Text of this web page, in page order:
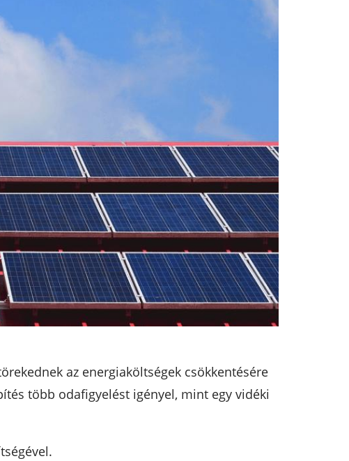
az energiaköltségek csökkentésére
több odafigyelést igényel, mint egy vidéki